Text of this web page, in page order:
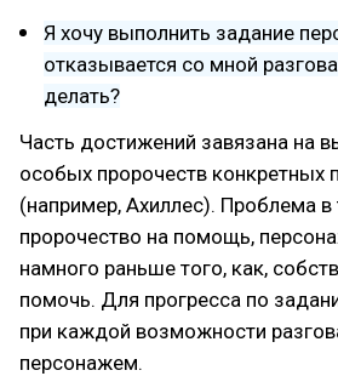
Я хочу выполнить задание
отказывается со мной
делать?
Часть достижений завязана на
особых пророчеств конкретных
(например, Ахиллес). Проблема в
пророчество на помощь,
намного раньше того, как,
помочь. Для прогресса по
при каждой возможности
персонажем.